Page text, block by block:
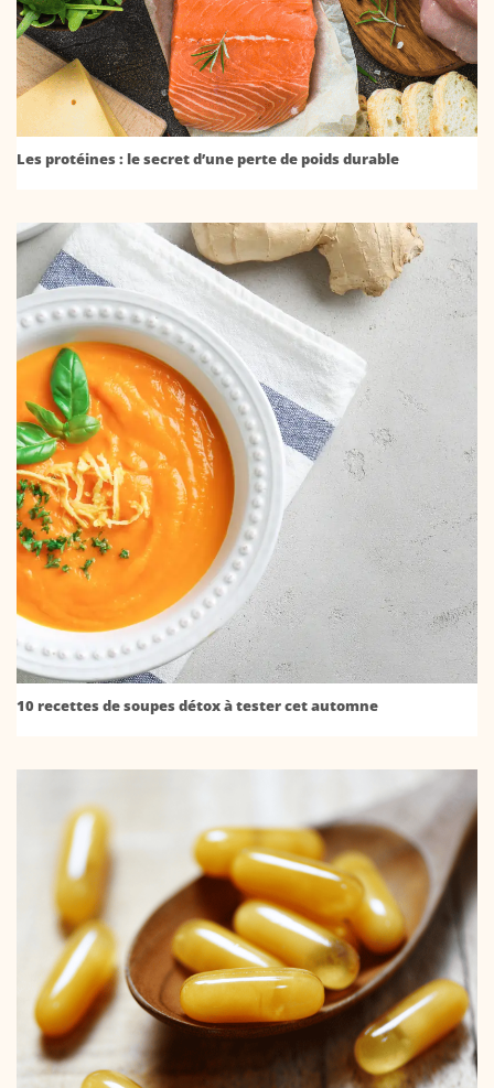
Les protéines : le secret d’une perte de poids durable
10 recettes de soupes détox à tester cet automne